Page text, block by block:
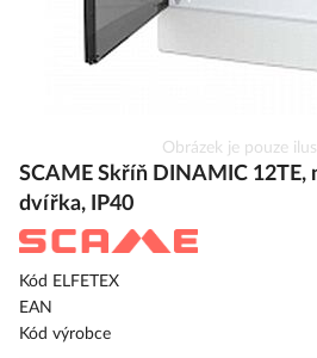
na
začátek
s
Obrázek je pouze
SCAME Skříň DINAMIC 12TE,
dvířka, IP40
Kód ELFETEX
EAN
Kód výrobce